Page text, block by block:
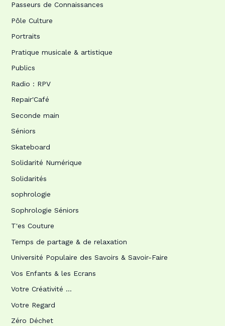
Passeurs de Connaissances
Pôle Culture
Portraits
Pratique musicale & artistique
Publics
Radio : RPV
Repair'Café
Seconde main
Séniors
Skateboard
Solidarité Numérique
Solidarités
sophrologie
Sophrologie Séniors
T'es Couture
Temps de partage & de relaxation
Université Populaire des Savoirs & Savoir-Faire
Vos Enfants & les Ecrans
Votre Créativité …
Votre Regard
Zéro Déchet